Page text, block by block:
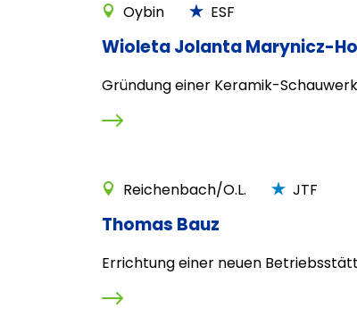
Oybin ESF
Wioleta Jolanta Marynicz-
Gründung einer Keramik-
Reichenbach/O.L. JTF
Thomas Bauz
Errichtung einer neuen